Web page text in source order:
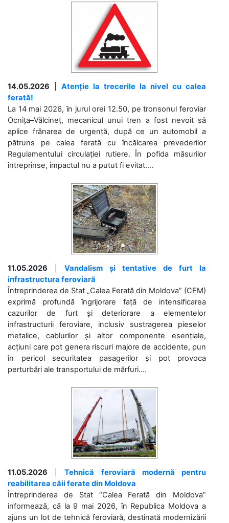
14.05.2026
Atenție la trecerile la nivel cu calea
ferată!
La 14 mai 2026, în jurul orei 12.50, pe tronsonul feroviar
Ocnița–Vălcineț, mecanicul unui tren a fost nevoit să
aplice frânarea de urgență, după ce un automobil a
pătruns pe calea ferată cu încălcarea prevederilor
Regulamentului circulației rutiere. În pofida măsurilor
întreprinse, impactul nu a putut fi evitat....
11.05.2026
Vandalism și tentative de furt la
infrastructura feroviară
Întreprinderea de Stat „Calea Ferată din Moldova” (CFM)
exprimă profundă îngrijorare față de intensificarea
cazurilor de furt și deteriorare a elementelor
infrastructurii feroviare, inclusiv sustragerea pieselor
metalice, cablurilor și altor componente esențiale,
acțiuni care pot genera riscuri majore de accidente, pun
în pericol securitatea pasagerilor și pot provoca
perturbări ale transportului de mărfuri....
11.05.2026 |Tehnică feroviară modernă pentru
reabilitarea căii ferate din Moldova
Întreprinderea de Stat “Calea Ferată din Moldova”
informează, că la 9 mai 2026, în Republica Moldova a
ajuns un lot de tehnică feroviară, destinată modernizării